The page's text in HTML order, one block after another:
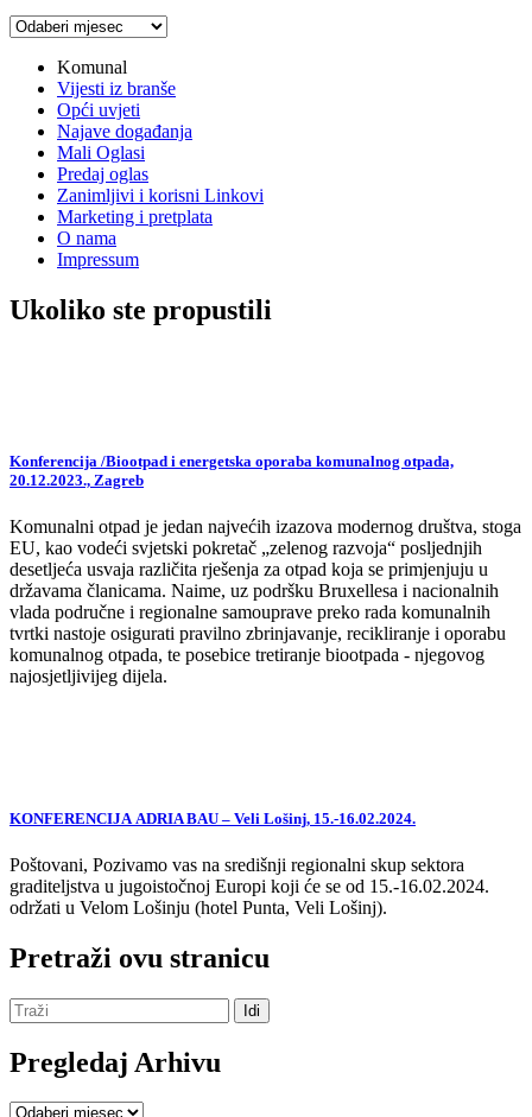
Arhiva
Komunal
Vijesti iz branše
Opći uvjeti
Najave događanja
Mali Oglasi
Predaj oglas
Zanimljivi i korisni Linkovi
Marketing i pretplata
O nama
Impressum
Ukoliko ste propustili
Konferencija /Biootpad i energetska oporaba komunalnog otpada,
20.12.2023., Zagreb
Komunalni otpad je jedan najvećih izazova modernog društva, stoga
EU, kao vodeći svjetski pokretač „zelenog razvoja“ posljednjih
desetljeća usvaja različita rješenja za otpad koja se primjenjuju u
državama članicama. Naime, uz podršku Bruxellesa i nacionalnih
vlada područne i regionalne samouprave preko rada komunalnih
tvrtki nastoje osigurati pravilno zbrinjavanje, recikliranje i oporabu
komunalnog otpada, te posebice tretiranje biootpada - njegovog
najosjetljivijeg dijela.
KONFERENCIJA ADRIA BAU – Veli Lošinj, 15.-16.02.2024.
Poštovani, Pozivamo vas na središnji regionalni skup sektora
graditeljstva u jugoistočnoj Europi koji će se od 15.-16.02.2024.
održati u Velom Lošinju (hotel Punta, Veli Lošinj).
Pretraži ovu stranicu
Pregledaj Arhivu
Pregledaj